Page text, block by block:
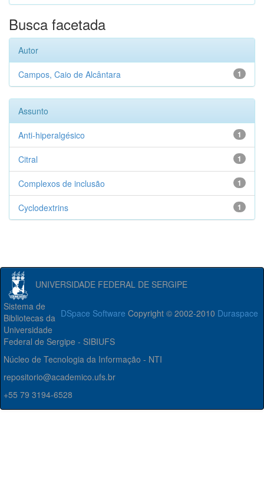
Busca facetada
Autor
1
Campos, Caio de Alcântara
Assunto
1
Anti-hiperalgésico
1
Citral
1
Complexos de inclusão
1
Cyclodextrins
UNIVERSIDADE FEDERAL DE SERGIPE
DSpace Software Copyright © 2002-2010 Duraspace
Sistema de
Bibliotecas da
Universidade
Federal de Sergipe - SIBIUFS
Núcleo de Tecnologia da Informação - NTI
repositorio@academico.ufs.br
+55 79 3194-6528